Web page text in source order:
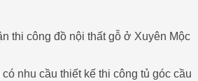
thi công đồ nội thất gỗ ở Xuyên Mộc
nhu cầu thiết kế thi công tủ góc cầu